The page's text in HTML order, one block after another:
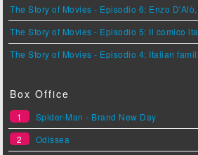
The Story of Movies - Episodio 6: Enzo
The Story of Movies - Episodio 5: Il comico
The Story of Movies - Episodio 4: Italian
Box Office
1
Spider-Man - Brand New Day
2
Odissea